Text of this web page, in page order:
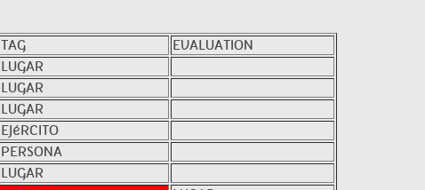
TAG
EVALUATION
LUGAR
LUGAR
LUGAR
EJéRCITO
PERSONA
LUGAR